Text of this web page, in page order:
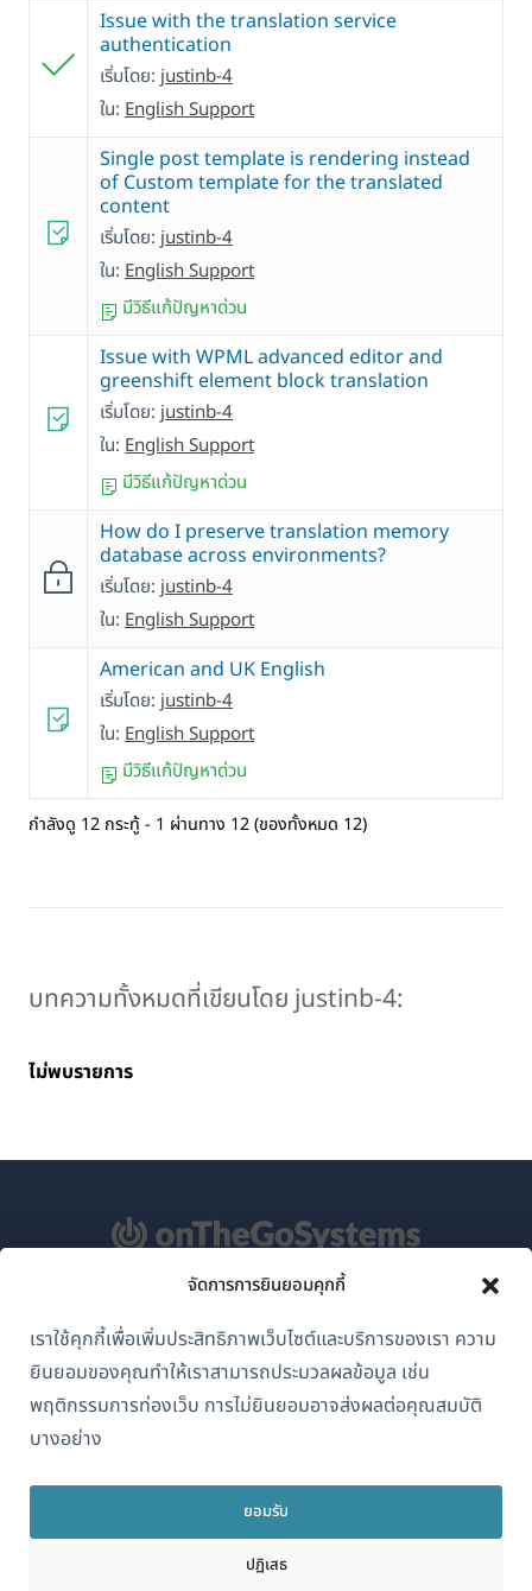
จัดการการยินยอมคุกกี้
เราใช้คุกกี้เพื่อเพิ่มประสิทธิภาพเว็บไซต์และบริการของเรา ความ
ยินยอมของคุณทำให้เราสามารถประมวลผลข้อมูล เช่น
พฤติกรรมการท่องเว็บ การไม่ยินยอมอาจส่งผลต่อคุณสมบัติ
บางอย่าง
ยอมรับ
ปฏิเสธ
Issue with the translation service
authentication
เริ่มโดย: justinb-4
ใน: English Support
Single post template is rendering instead
of Custom template for the translated
content
เริ่มโดย: justinb-4
ใน: English Support
มีวิธีแก้ปัญหาด่วน
Issue with WPML advanced editor and
greenshift element block translation
เริ่มโดย: justinb-4
ใน: English Support
มีวิธีแก้ปัญหาด่วน
How do I preserve translation memory
database across environments?
เริ่มโดย: justinb-4
ใน: English Support
American and UK English
เริ่มโดย: justinb-4
ใน: English Support
มีวิธีแก้ปัญหาด่วน
กำลังดู 12 กระทู้ - 1 ผ่านทาง 12 (ของทั้งหมด 12)
บทความทั้งหมดที่เขียนโดย justinb-4:
ไม่พบรายการ
ไทย
GDPR และนโยบายความเป็นส่วนตัว
เข้าร่วมทีมของเรา(เปิด
ใน
หน้าต่าง
ใหม่)
ใน
หน้าต่าง
ใหม่)
ใน
ใหม่)